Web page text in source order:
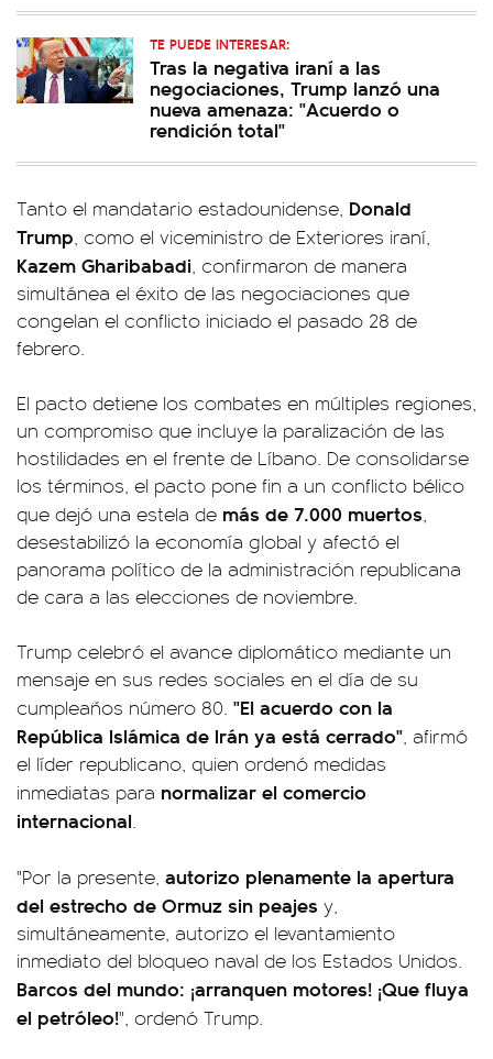
TE PUEDE INTERESAR:
Tras la negativa iraní a las
negociaciones, Trump lanzó una
nueva amenaza: "Acuerdo o
rendición total"
Tanto el mandatario estadounidense, Donald
Trump, como el viceministro de Exteriores iraní,
Kazem Gharibabadi, confirmaron de manera
simultánea el éxito de las negociaciones que
congelan el conflicto iniciado el pasado 28 de
febrero.
El pacto detiene los combates en múltiples regiones,
un compromiso que incluye la paralización de las
hostilidades en el frente de Líbano. De consolidarse
los términos, el pacto pone fin a un conflicto bélico
que dejó una estela de más de 7.000 muertos,
desestabilizó la economía global y afectó el
panorama político de la administración republicana
de cara a las elecciones de noviembre.
Trump celebró el avance diplomático mediante un
mensaje en sus redes sociales en el día de su
cumpleaños número 80. "El acuerdo con la
República Islámica de Irán ya está cerrado", afirmó
el líder republicano, quien ordenó medidas
inmediatas para normalizar el comercio
internacional.
"Por la presente, autorizo plenamente la apertura
del estrecho de Ormuz sin peajes y,
simultáneamente, autorizo el levantamiento
inmediato del bloqueo naval de los Estados Unidos.
Barcos del mundo: ¡arranquen motores! ¡Que fluya
el petróleo!", ordenó Trump.